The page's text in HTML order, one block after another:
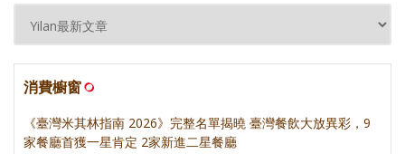
消費櫥窗
《臺灣米其林指南 2026》完整名單揭曉 臺灣餐飲大放異彩，9
家餐廳首獲一星肯定 2家新進二星餐廳